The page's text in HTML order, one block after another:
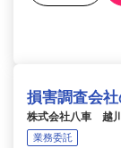
損害調査会
株式会社八車 越
業務委託